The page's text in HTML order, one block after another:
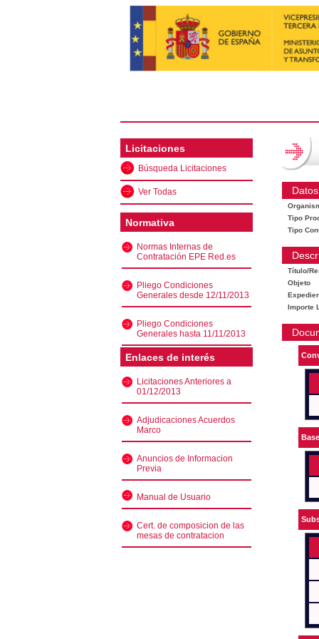
Licitaciones
Búsqueda Licitaciones
Ver Todas
Normativa
Normas Internas de
Contratación EPE Red.es
Pliego Condiciones
Generales desde 12/11/2013
Pliego Condiciones
Generales hasta 11/11/2013
Enlaces de interés
Licitaciones Anteriores a
01/12/2013
Adjudicaciones Acuerdos
Marco
Anuncios de Informacion
Previa
Manual de Usuario
Cert. de composicion de las
mesas de contratacion
Tipo
Tipo
Título/
Objeto
Importe